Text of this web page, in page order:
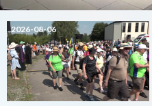
2026-08-06